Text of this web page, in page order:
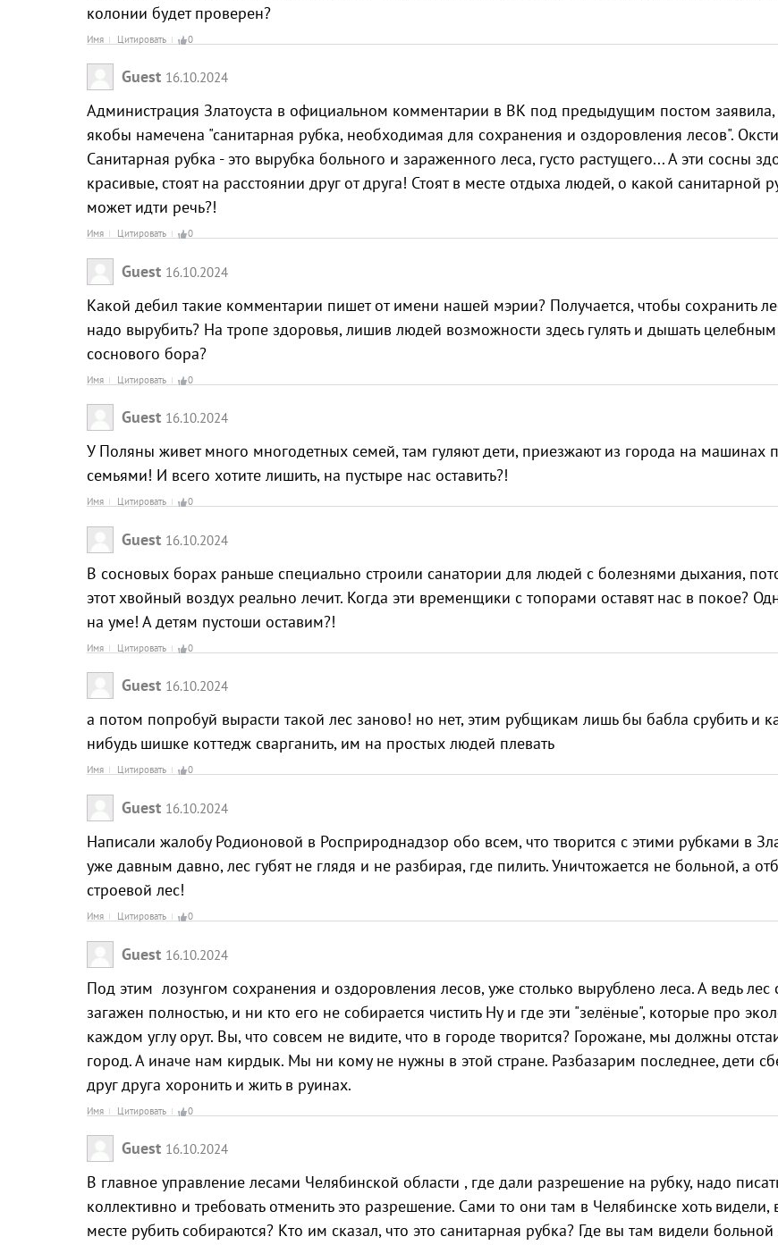
колонии будет проверен?
Имя Цитировать 0
Guest 16.10.2024
Администрация Златоуста в официальном комментарии в ВК под предыдущим постом заявила,
якобы намечена "санитарная рубка, необходимая для сохранения и оздоровления лесов".
Санитарная рубка - это вырубка больного и зараженного леса, густо растущего... А эти сосны
красивые, стоят на расстоянии друг от друга! Стоят в месте отдыха людей, о какой санитарной
может идти речь?!
Имя Цитировать 0
Guest 16.10.2024
Какой дебил такие комментарии пишет от имени нашей мэрии? Получается, чтобы сохранить
надо вырубить? На тропе здоровья, лишив людей возможности здесь гулять и дышать
соснового бора?
Имя Цитировать 0
Guest 16.10.2024
У Поляны живет много многодетных семей, там гуляют дети, приезжают из города на машинах
семьями! И всего хотите лишить, на пустыре нас оставить?!
Имя Цитировать 0
Guest 16.10.2024
В сосновых борах раньше специально строили санатории для людей с болезнями дыхания,
этот хвойный воздух реально лечит. Когда эти временщики с топорами оставят нас в покое?
на уме! А детям пустоши оставим?!
Имя Цитировать 0
Guest 16.10.2024
а потом попробуй вырасти такой лес заново! но нет, этим рубщикам лишь бы бабла срубить и
нибудь шишке коттедж сварганить, им на простых людей плевать
Имя Цитировать 0
Guest 16.10.2024
Написали жалобу Родионовой в Росприроднадзор обо всем, что творится с этими рубками в
уже давным давно, лес губят не глядя и не разбирая, где пилить. Уничтожается не больной, а
строевой лес!
Имя Цитировать 0
Guest 16.10.2024
Под этим лозунгом сохранения и оздоровления лесов, уже столько вырублено леса. А ведь лес
загажен полностью, и ни кто его не собирается чистить Ну и где эти "зелёные", которые про
каждом углу орут. Вы, что совсем не видите, что в городе творится? Горожане, мы должны
город. А иначе нам кирдык. Мы ни кому не нужны в этой стране. Разбазарим последнее, дети
друг друга хоронить и жить в руинах.
Имя Цитировать 0
Guest 16.10.2024
В главное управление лесами Челябинской области , где дали разрешение на рубку, надо
коллективно и требовать отменить это разрешение. Сами то они там в Челябинске хоть видели,
месте рубить собираются? Кто им сказал, что это санитарная рубка? Где вы там видели больной